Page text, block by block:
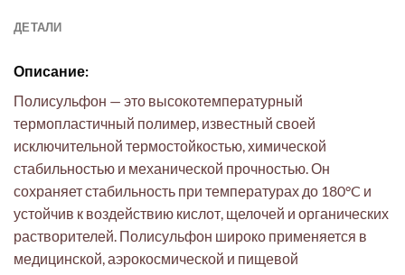
ДЕТАЛИ
Описание:
Полисульфон — это высокотемпературный
термопластичный полимер, известный своей
исключительной термостойкостью, химической
стабильностью и механической прочностью. Он
сохраняет стабильность при температурах до 180°C и
устойчив к воздействию кислот, щелочей и органических
растворителей. Полисульфон широко применяется в
медицинской, аэрокосмической и пищевой